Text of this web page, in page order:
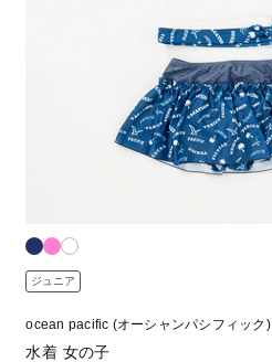
ジュニア
ocean pacific (オーシャンパシフィック)
水着 女の子